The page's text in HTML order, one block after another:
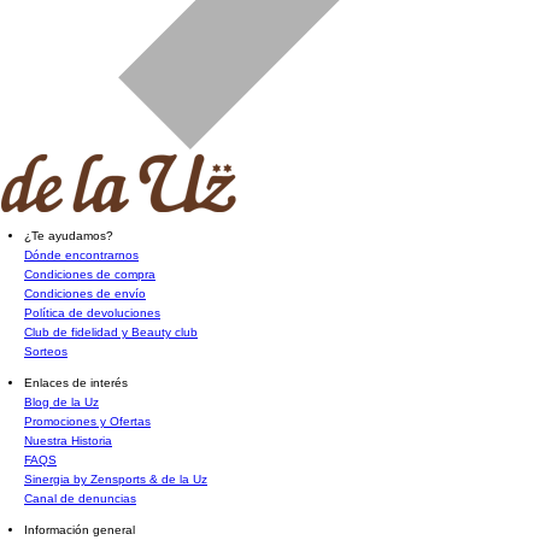
¿Te ayudamos?
Dónde encontrarnos
Condiciones de compra
Condiciones de envío
Política de devoluciones
Club de fidelidad y Beauty club
Sorteos
Enlaces de interés
Blog de la Uz
Promociones y Ofertas
Nuestra Historia
FAQS
Sinergia by Zensports & de la Uz
Canal de denuncias
Información general